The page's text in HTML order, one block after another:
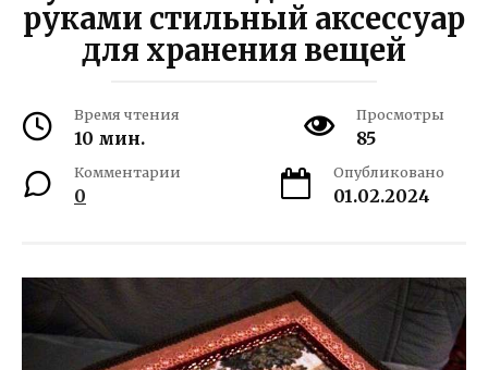
руками стильный аксессуар
для хранения вещей
Время чтения
10 мин.
Просмотры
85
Комментарии
0
Опубликовано
01.02.2024